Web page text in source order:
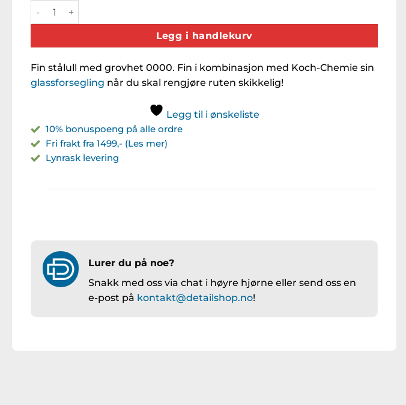
Trollull antall
Legg i handlekurv
Fin stålull med grovhet 0000. Fin i kombinasjon med Koch-Chemie sin
glassforsegling når du skal rengjøre ruten skikkelig!
Legg til i ønskeliste
10% bonuspoeng på alle ordre
Fri frakt fra 1499,- (Les mer)
Lynrask levering
Lurer du på noe?
Snakk med oss via chat i høyre hjørne eller send oss en
e-post på kontakt@detailshop.no!